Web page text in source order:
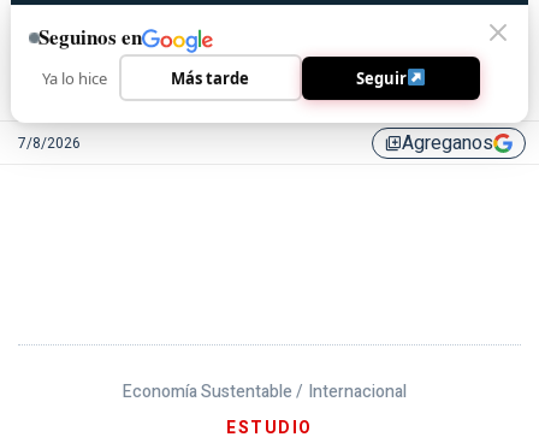
7/8/2026 library_addAgreganos
Economía Sustentable / Internacional
ESTUDIO
Seguinos en
Ya lo hice Más tarde Seguir